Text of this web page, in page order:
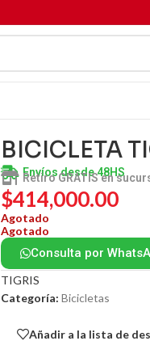
BICICLETA
Envíos desde 48HS
Retiro GRATIS en
$414,000.00
Agotado
Agotado
Consulta por
TIGRIS
Categoría: Bicicletas
Añadir a la lista de